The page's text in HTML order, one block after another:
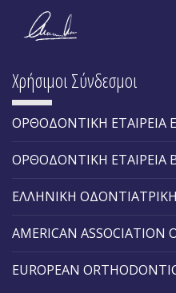
Χρήσιμοι Σύνδεσμοι
ΟΡΘΟΔΟΝΤΙΚΗ ΕΤΑΙΡΕΙΑ
ΟΡΘΟΔΟΝΤΙΚΗ ΕΤΑΙΡΕΙΑ
ΕΛΛΗΝΙΚΗ
AMERICAN ASSOCIATION
EUROPEAN